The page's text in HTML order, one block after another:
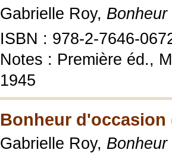
Gabrielle Roy,
ISBN : 978-2-7646-
Notes : Première éd.,
1945
Bonheur d'occasion
Gabrielle Roy,